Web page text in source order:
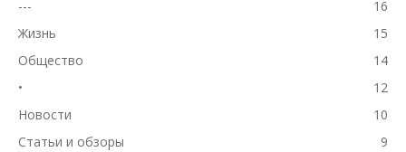
---
16
Жизнь
15
Общество
14
•
12
Новости
10
Статьи и обзоры
9